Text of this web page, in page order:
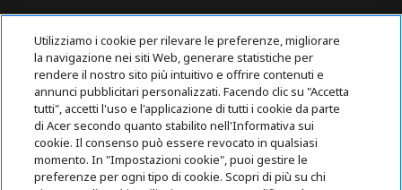
Gratuita
Assistenza
pre e post
acquisto
Con 0% Di
Tasso
D'interesse
© 2026 Acer Inc.
CPYou B.V. è il rivenditore autorizzato dei prodotti Acer venduti in
questo negozio online.
Utilizziamo i cookie per rilevare le preferenze, migliorare
la navigazione nei siti Web, generare statistiche per
rendere il nostro sito più intuitivo e offrire contenuti e
annunci pubblicitari personalizzati. Facendo clic su "Accetta
tutti", accetti l'uso e l'applicazione di tutti i cookie da parte
di Acer secondo quanto stabilito nell'Informativa sui
cookie. Il consenso può essere revocato in qualsiasi
momento. In "Impostazioni cookie", puoi gestire le
preferenze per ogni tipo di cookie. Scopri di più su chi